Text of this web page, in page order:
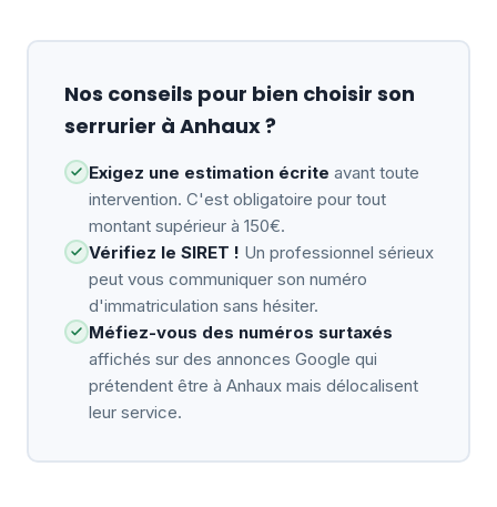
Nos conseils pour bien choisir son
serrurier à Anhaux ?
Exigez une estimation écrite avant toute
intervention. C'est obligatoire pour tout
montant supérieur à 150€.
Vérifiez le SIRET ! Un professionnel sérieux
peut vous communiquer son numéro
d'immatriculation sans hésiter.
Méfiez-vous des numéros surtaxés
affichés sur des annonces Google qui
prétendent être à Anhaux mais délocalisent
leur service.